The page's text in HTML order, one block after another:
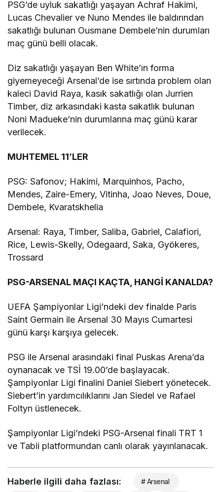
PSG’de uyluk sakatlığı yaşayan Achraf Hakimi,
Lucas Chevalier ve Nuno Mendes ile baldırından
sakatlığı bulunan Ousmane Dembele’nin durumları
maç günü belli olacak.
Diz sakatlığı yaşayan Ben White’ın forma
giyemeyeceği Arsenal’de ise sırtında problem olan
kaleci David Raya, kasık sakatlığı olan Jurrien
Timber, diz arkasındaki kasta sakatlık bulunan
Noni Madueke’nin durumlarına maç günü karar
verilecek.
MUHTEMEL 11’LER
PSG: Safonov; Hakimi, Marquinhos, Pacho,
Mendes, Zaire-Emery, Vitinha, Joao Neves, Doue,
Dembele, Kvaratskhelia
Arsenal: Raya, Timber, Saliba, Gabriel, Calafiori,
Rice, Lewis-Skelly, Odegaard, Saka, Gyökeres,
Trossard
PSG-ARSENAL MAÇI KAÇTA, HANGİ KANALDA?
UEFA Şampiyonlar Ligi’ndeki dev finalde Paris
Saint Germain ile Arsenal 30 Mayıs Cumartesi
günü karşı karşıya gelecek.
PSG ile Arsenal arasındaki final Puskas Arena’da
oynanacak ve TSİ 19.00’de başlayacak.
Şampiyonlar Ligi finalini Daniel Siebert yönetecek.
Siebert’in yardımcılıklarını Jan Siedel ve Rafael
Foltyn üstlenecek.
Şampiyonlar Ligi’ndeki PSG-Arsenal finali TRT 1
ve Tabii platformundan canlı olarak yayınlanacak.
Haberle ilgili daha fazlası: # Arsenal